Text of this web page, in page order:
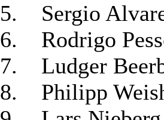
5. Sergio
6. Rodrigo
7. Ludger
8. Philipp